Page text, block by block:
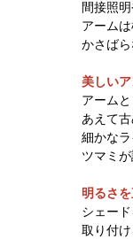
間接照
アーム
かさば
美しい
アーム
あえて
細かな
ツマミ
明るさ
シェー
取り付